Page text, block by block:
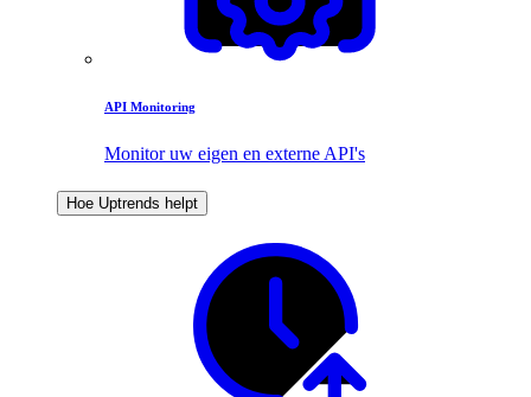
API Monitoring
Monitor uw eigen en externe API's
Hoe Uptrends helpt